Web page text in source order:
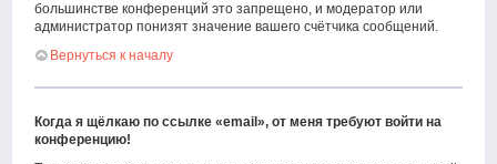
большинстве конференций это запрещено, и модератор или
администратор понизят значение вашего счётчика сообщений.
Вернуться к началу
Когда я щёлкаю по ссылке «email», от меня требуют войти на
конференцию!